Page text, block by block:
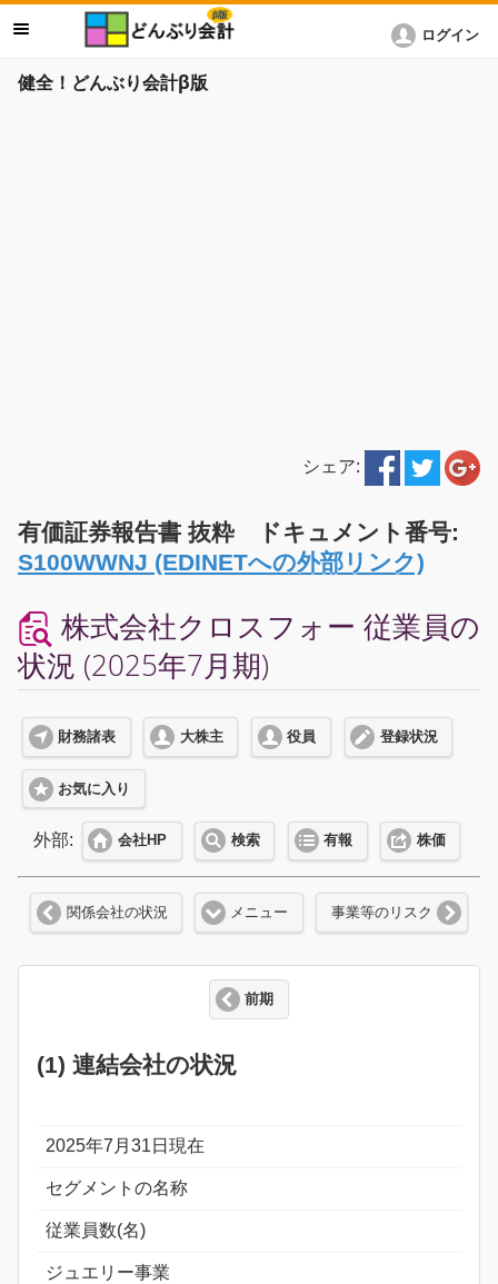
健全！どんぶり会計β版
ログイン
シェア:
有価証券報告書 抜粋 ドキュメント番号:
S100WWNJ (EDINETへの外部リンク)
株式会社クロスフォー 従業員の
状況 (2025年7月期)
財務諸表 大株主 役員 登録状況
お気に入り
外部: 会社HP 検索 有報 株価
関係会社の状況 メニュー 事業等のリスク
前期
(1) 連結会社の状況
2025年7月31日現在
セグメントの名称
従業員数(名)
ジュエリー事業